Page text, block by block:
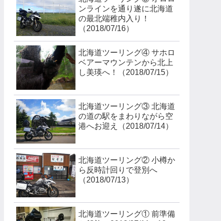
ンラインを通り遂に北海道
の最北端稚内入り！
（2018/07/16）
北海道ツーリング④ サホロ
ベアーマウンテンから北上
し美瑛へ！（2018/07/15）
北海道ツーリング③ 北海道
の道の駅をまわりながら空
港へお迎え（2018/07/14）
北海道ツーリング② 小樽か
ら反時計回りで登別へ
（2018/07/13）
北海道ツーリング① 前準備